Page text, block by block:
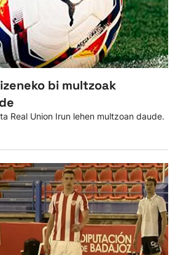
bi multzoak
Real Union Irun lehen multzoan daude.